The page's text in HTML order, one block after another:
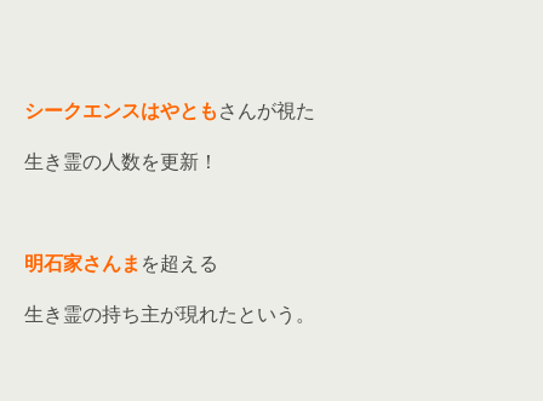
シークエンスはやともさんが視た
生き霊の人数を更新！
明石家さんまを超える
生き霊の持ち主が現れたという。